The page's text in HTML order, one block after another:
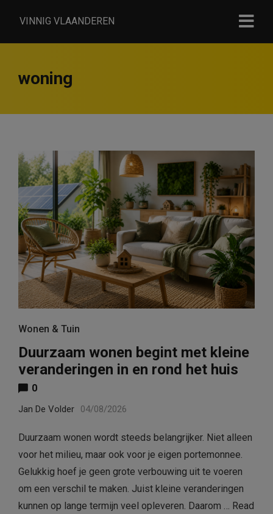
VINNIG VLAANDEREN
woning
Wonen & Tuin
Duurzaam wonen begint met kleine
veranderingen in en rond het huis
0
Jan De Volder 04/08/2026
Duurzaam wonen wordt steeds belangrijker. Niet alleen
voor het milieu, maar ook voor je eigen portemonnee.
Gelukkig hoef je geen grote verbouwing uit te voeren
om een verschil te maken. Juist kleine veranderingen
kunnen op lange termijn veel opleveren. Daarom … Read